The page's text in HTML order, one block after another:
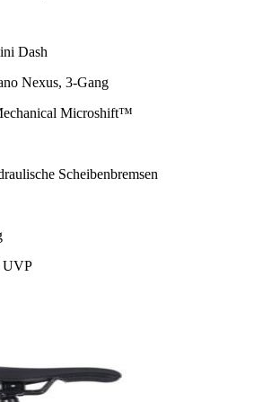
Dash
Nexus, 3-Gang
Microshift™
Scheibenbremsen
UVP